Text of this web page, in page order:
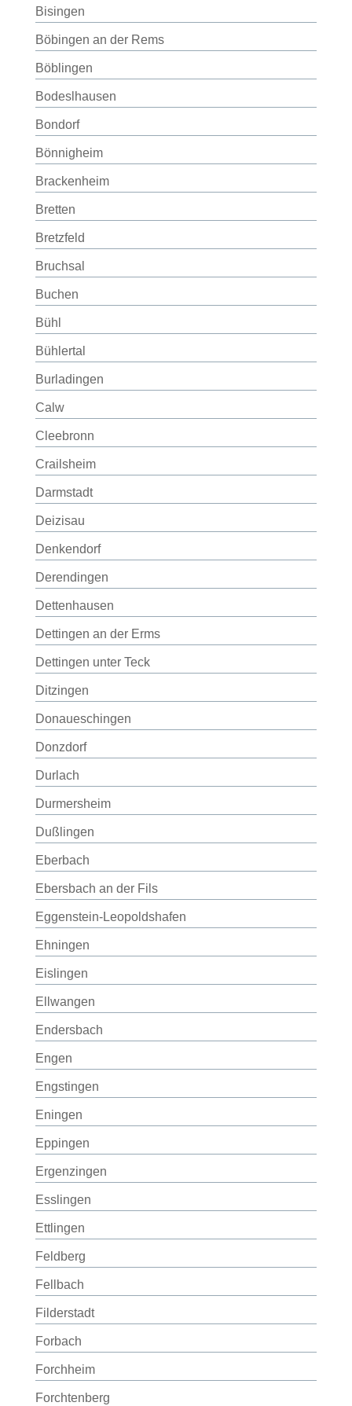
Bisingen
Böbingen an der Rems
Böblingen
Bodeslhausen
Bondorf
Bönnigheim
Brackenheim
Bretten
Bretzfeld
Bruchsal
Buchen
Bühl
Bühlertal
Burladingen
Calw
Cleebronn
Crailsheim
Darmstadt
Deizisau
Denkendorf
Derendingen
Dettenhausen
Dettingen an der Erms
Dettingen unter Teck
Ditzingen
Donaueschingen
Donzdorf
Durlach
Durmersheim
Dußlingen
Eberbach
Ebersbach an der Fils
Eggenstein-Leopoldshafen
Ehningen
Eislingen
Ellwangen
Endersbach
Engen
Engstingen
Eningen
Eppingen
Ergenzingen
Esslingen
Ettlingen
Feldberg
Fellbach
Filderstadt
Forbach
Forchheim
Forchtenberg